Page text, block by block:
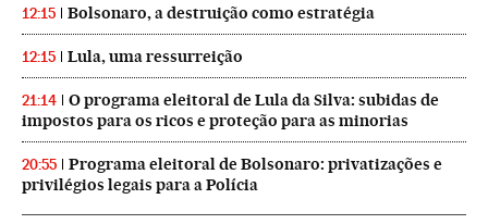
12:15 Bolsonaro, a destruição como estratégia
12:15 Lula, uma ressurreição
21:14
O programa eleitoral de Lula da Silva: subidas de
impostos para os ricos e proteção para as minorias
20:55
Programa eleitoral de Bolsonaro: privatizações e
privilégios legais para a Polícia